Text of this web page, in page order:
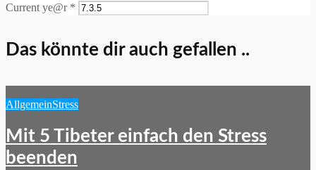
Current ye@r *
Das könnte dir auch gefallen ..
AllgemeinStress
Mit 5 Tibeter einfach den Stress
beenden